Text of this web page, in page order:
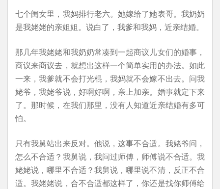
七个闺女里，我妈排行老六。她嫁给了她表哥。我奶奶
是我姥姥的亲姐姐。说白了，我爹和我妈，近亲结婚。
那几年我姥姥和我奶奶常凑到一起商议儿女们的婚事，
商议来商议去，就想出这样一个简单实用的办法。如此
一来，我爹就不会打光棍，我妈就不会嫁不出去。问我
姥爷，我姥爷说，好啊好啊，亲上加亲。婚事就定下来
了。那时候，在我们那里，没有人知道近亲结婚有多可
怕。
只有我舅站出来反对。他说，这事不合适。我姥爷问，
怎么不合适？我舅说，我问过师傅，师傅说不合适。我
姥姥说，哪里不合适？我舅说，哪里说不清，反正不合
适。我姥姥说，合不合适都这样了，你还是找你师傅给